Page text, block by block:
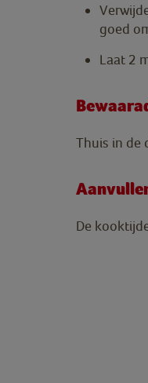
goed
Laat 2
Thuis in de
De